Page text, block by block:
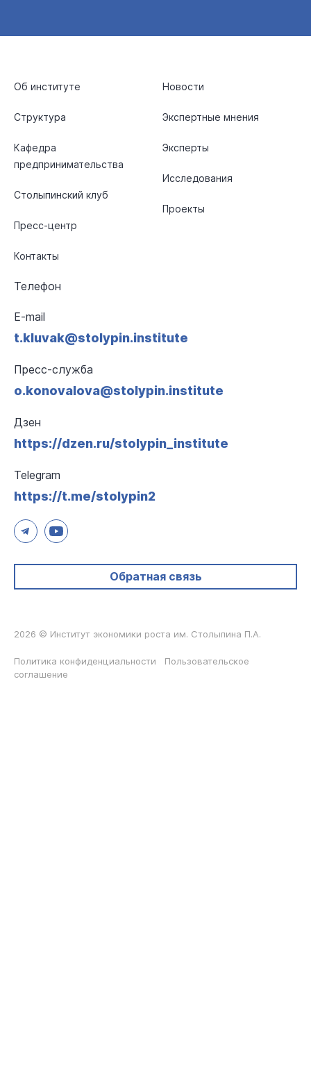
Об институте
Структура
Кафедра
предпринимательства
Столыпинский клуб
Пресс-центр
Контакты
Новости
Экспертные мнения
Эксперты
Исследования
Проекты
Телефон
E-mail
t.kluvak@stolypin.institute
Пресс-служба
o.konovalova@stolypin.institute
Дзен
https://dzen.ru/stolypin_institute
Telegram
https://t.me/stolypin2
Обратная связь
2026 © Институт экономики роста им. Столыпина П.А.
Политика конфиденциальности
Пользовательское
соглашение